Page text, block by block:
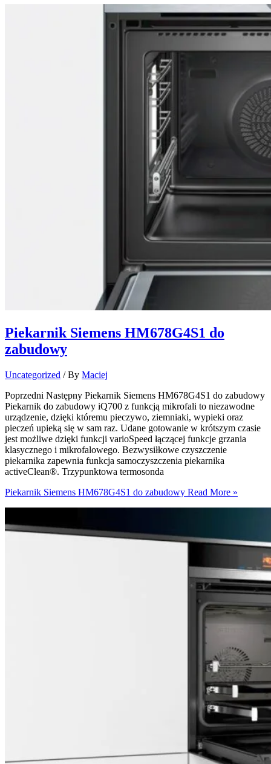
Piekarnik Siemens HM678G4S1 do
zabudowy​
Uncategorized / By Maciej
Poprzedni Następny Piekarnik Siemens HM678G4S1 do zabudowy
Piekarnik do zabudowy iQ700 z funkcją mikrofali to niezawodne
urządzenie, dzięki któremu pieczywo, ziemniaki, wypieki oraz
pieczeń upieką się w sam raz. Udane gotowanie w krótszym czasie
jest możliwe dzięki funkcji varioSpeed łączącej funkcje grzania
klasycznego i mikrofalowego. Bezwysiłkowe czyszczenie
piekarnika zapewnia funkcja samoczyszczenia piekarnika
activeClean®. Trzypunktowa termosonda
Piekarnik Siemens HM678G4S1 do zabudowy​ Read More »